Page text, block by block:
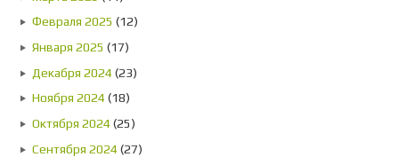
Февраля 2025 (12)
Января 2025 (17)
Декабря 2024 (23)
Ноября 2024 (18)
Октября 2024 (25)
Сентября 2024 (27)